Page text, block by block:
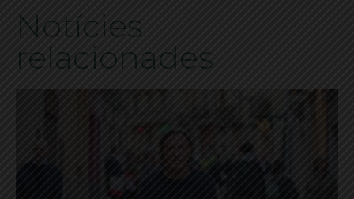
Notícies
relacionades